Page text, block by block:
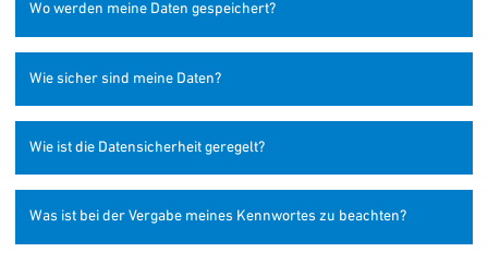
Wo werden meine Daten gespeichert?
Wie sicher sind meine Daten?
Wie ist die Datensicherheit geregelt?
Was ist bei der Vergabe meines Kennwortes zu beachten?